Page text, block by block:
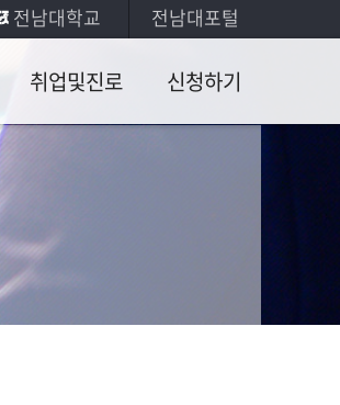
전남대학교 전남대포털
취업및진로
취업 Q&A
상담신청
신청하기